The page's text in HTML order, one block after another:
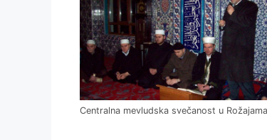
Centralna mevludska svečanost u Rožajama